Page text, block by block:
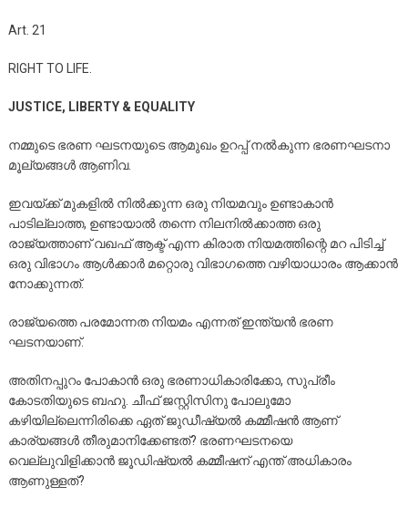
Art. 21
RIGHT TO LIFE.
JUSTICE, LIBERTY & EQUALITY
നമ്മുടെ ഭരണ ഘടനയുടെ ആമുഖം ഉറപ്പ് നൽകുന്ന ഭരണഘടനാ
മൂല്യങ്ങൾ ആണിവ.
ഇവയ്ക്ക് മുകളിൽ നിൽക്കുന്ന ഒരു നിയമവും ഉണ്ടാകാൻ
പാടില്ലാത്ത, ഉണ്ടായാൽ തന്നെ നിലനിൽക്കാത്ത ഒരു
രാജ്യത്താണ് വഖഫ് ആക്ട് എന്ന കിരാത നിയമത്തിന്റെ മറ പിടിച്ച്
ഒരു വിഭാഗം ആൾക്കാർ മറ്റൊരു വിഭാഗത്തെ വഴിയാധാരം ആക്കാൻ
നോക്കുന്നത്.
രാജ്യത്തെ പരമോന്നത നിയമം എന്നത് ഇന്ത്യൻ ഭരണ
ഘടനയാണ്.
അതിനപ്പുറം പോകാൻ ഒരു ഭരണാധികാരിക്കോ, സുപ്രീം
കോടതിയുടെ ബഹു. ചീഫ് ജസ്റ്റിസിനു പോലുമോ
കഴിയില്ലെന്നിരിക്കെ ഏത് ജുഡീഷ്യൽ കമ്മീഷൻ ആണ്
കാര്യങ്ങൾ തീരുമാനിക്കേണ്ടത്? ഭരണഘടനയെ
വെല്ലുവിളിക്കാൻ ജൂഡിഷ്യൽ കമ്മീഷന് എന്ത് അധികാരം
ആണുള്ളത്?